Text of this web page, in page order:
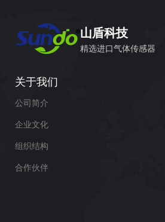
山盾科技
精选进口气体传感器
关于我们
公司简介
企业文化
组织结构
合作伙伴